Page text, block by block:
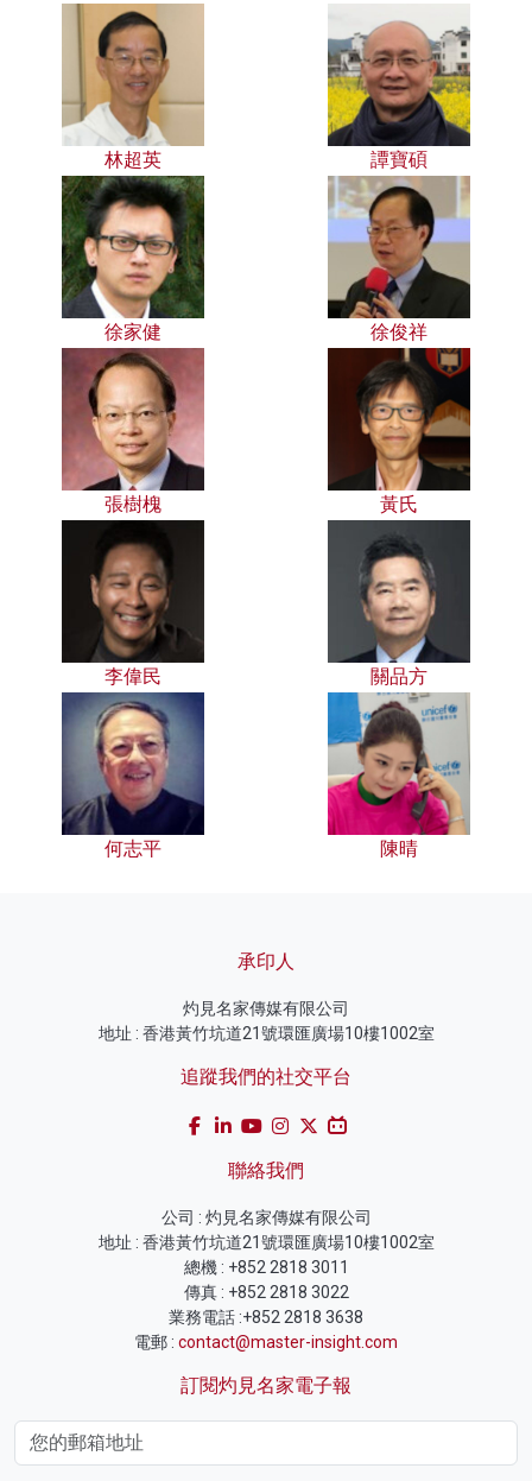
林超英 譚寶碩
徐家健 徐俊祥
張樹槐 黃氏
李偉民 關品方
何志平 陳晴
承印人
灼見名家傳媒有限公司
地址 : 香港黃竹坑道21號環匯廣場10樓1002室
追蹤我們的社交平台
聯絡我們
公司 : 灼見名家傳媒有限公司
地址 : 香港黃竹坑道21號環匯廣場10樓1002室
總機 : +852 2818 3011
傳真 : +852 2818 3022
業務電話 :+852 2818 3638
電郵 : contact@master-insight.com
訂閱灼見名家電子報